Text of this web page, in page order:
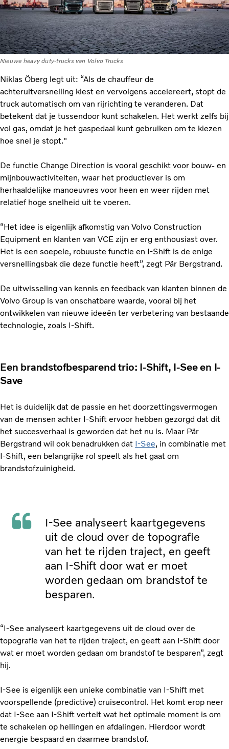
Nieuwe heavy duty-trucks van Volvo Trucks
Niklas Öberg legt uit: “Als de chauffeur de
achteruitversnelling kiest en vervolgens accelereert, stopt de
truck automatisch om van rijrichting te veranderen. Dat
betekent dat je tussendoor kunt schakelen. Het werkt zelfs bij
vol gas, omdat je het gaspedaal kunt gebruiken om te kiezen
hoe snel je stopt."
De functie Change Direction is vooral geschikt voor bouw- en
mijnbouwactiviteiten, waar het productiever is om
herhaaldelijke manoeuvres voor heen en weer rijden met
relatief hoge snelheid uit te voeren.
“Het idee is eigenlijk afkomstig van Volvo Construction
Equipment en klanten van VCE zijn er erg enthousiast over.
Het is een soepele, robuuste functie en I-Shift is de enige
versnellingsbak die deze functie heeft”, zegt Pär Bergstrand.
De uitwisseling van kennis en feedback van klanten binnen de
Volvo Group is van onschatbare waarde, vooral bij het
ontwikkelen van nieuwe ideeën ter verbetering van bestaande
technologie, zoals I-Shift.
Een brandstofbesparend trio: I-Shift, I-See en I-
Save
Het is duidelijk dat de passie en het doorzettingsvermogen
van de mensen achter I-Shift ervoor hebben gezorgd dat dit
het succesverhaal is geworden dat het nu is. Maar Pär
Bergstrand wil ook benadrukken dat I-See, in combinatie met
I-Shift, een belangrijke rol speelt als het gaat om
brandstofzuinigheid.
I-See analyseert kaartgegevens
uit de cloud over de topografie
van het te rijden traject, en geeft
aan I-Shift door wat er moet
worden gedaan om brandstof te
besparen.
“I-See analyseert kaartgegevens uit de cloud over de
topografie van het te rijden traject, en geeft aan I-Shift door
wat er moet worden gedaan om brandstof te besparen”, zegt
hij.
I-See is eigenlijk een unieke combinatie van I-Shift met
voorspellende (predictive) cruisecontrol. Het komt erop neer
dat I-See aan I-Shift vertelt wat het optimale moment is om
te schakelen op hellingen en afdalingen. Hierdoor wordt
energie bespaard en daarmee brandstof.